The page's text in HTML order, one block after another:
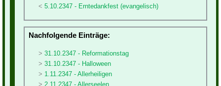
5.10.2347 - Erntedankfest (evangelisch)
Nachfolgende Einträge:
31.10.2347 - Reformationstag
31.10.2347 - Halloween
1.11.2347 - Allerheiligen
2.11.2347 - Allerseelen